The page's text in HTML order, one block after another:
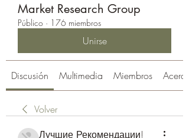
Market Research Group
Público · 176 miembros
Unirse
Discusión Multimedia Miembros Acerca
Volver
Лучшие Рекомендации!